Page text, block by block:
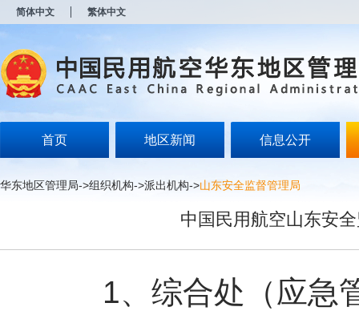
简体中文 繁体中文
首页 地区新闻 信息公开
华东地区管理局->组织机构->派出机构->山东安全监督管理局
中国民用航空山东安
1、综合处（应急
开
无
障
说
按
Alt
键